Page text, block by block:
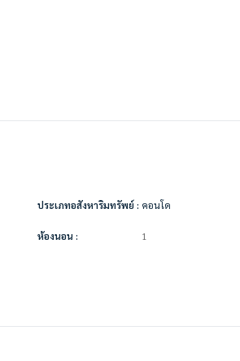
ประเภทอสังหาริมทรัพย์ : คอนโด
ห้องนอน : 1